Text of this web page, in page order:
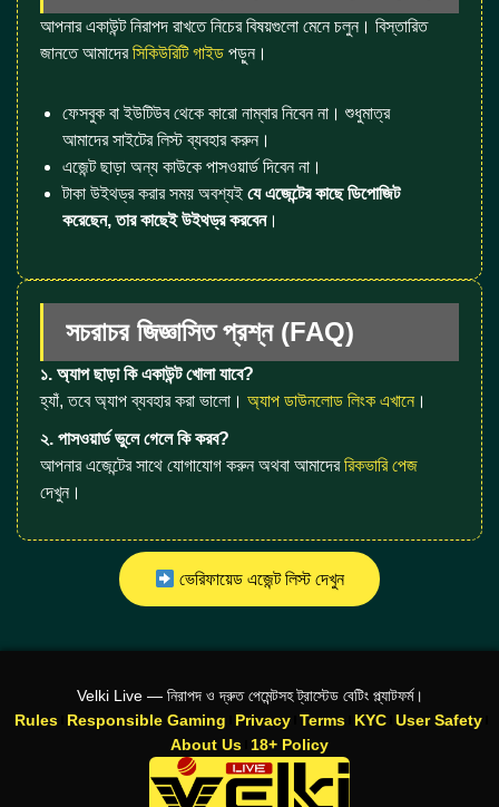
আপনার একাউন্ট নিরাপদ রাখতে নিচের বিষয়গুলো মেনে চলুন। বিস্তারিত
জানতে আমাদেরসিকিউরিটি গাইড পড়ুন।
ফেসবুক বা ইউটিউব থেকে কারো নাম্বার নিবেন না। শুধুমাত্র
আমাদের সাইটের লিস্ট ব্যবহার করুন।
এজেন্ট ছাড়া অন্য কাউকে পাসওয়ার্ড দিবেন না।
টাকা উইথড্র করার সময় অবশ্যই যে এজেন্টের কাছে ডিপোজিট
করেছেন, তার কাছেই উইথড্র করবেন।
সচরাচর জিজ্ঞাসিত প্রশ্ন (FAQ)
১. অ্যাপ ছাড়া কি একাউন্ট খোলা যাবে?
হ্যাঁ, তবে অ্যাপ ব্যবহার করা ভালো। অ্যাপ ডাউনলোড লিংক এখানে।
২. পাসওয়ার্ড ভুলে গেলে কি করব?
আপনার এজেন্টের সাথে যোগাযোগ করুন অথবা আমাদেররিকভারি পেজ
দেখুন।
ভেরিফায়েড এজেন্ট লিস্ট দেখুন
Velki Live — নিরাপদ ও দ্রুত পেমেন্টসহ ট্রাস্টেড বেটিং প্ল্যাটফর্ম।
Rules Responsible Gaming Privacy Terms KYC User Safety
About Us 18+ Policy